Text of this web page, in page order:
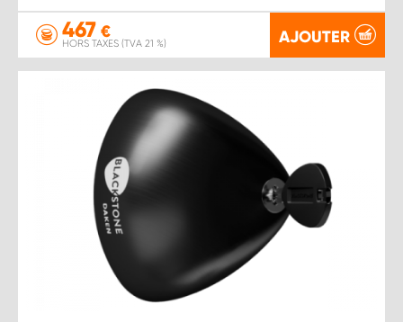
467 €
HORS TAXES (TVA 21 %) AJOUTER